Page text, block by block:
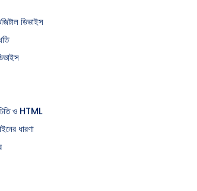
ডিভাইস
ও HTML
ধারণা